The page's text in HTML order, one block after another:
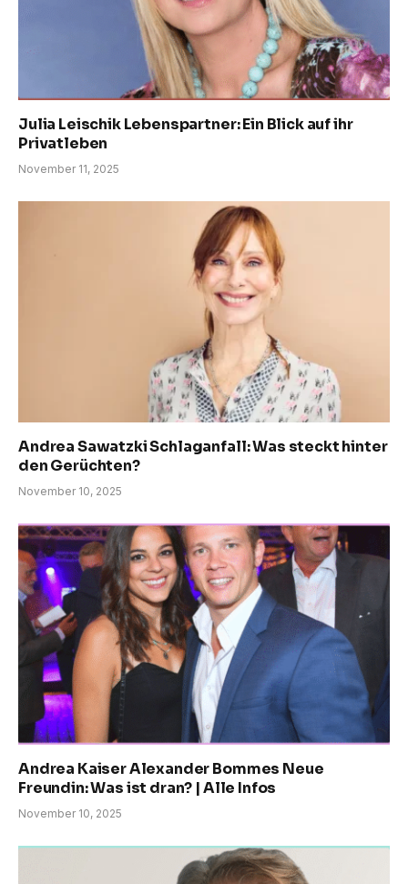
Julia Leischik Lebenspartner: Ein Blick auf ihr
Privatleben
November 11, 2025
Andrea Sawatzki Schlaganfall: Was steckt hinter
den Gerüchten?
November 10, 2025
Andrea Kaiser Alexander Bommes Neue
Freundin: Was ist dran? | Alle Infos
November 10, 2025